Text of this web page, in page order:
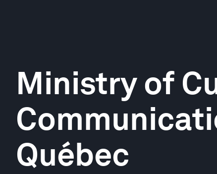
Ministry of
Québec